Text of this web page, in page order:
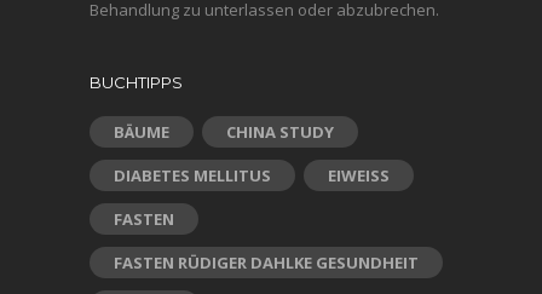
Behandlung zu unterlassen oder abzubrechen.
BUCHTIPPS
BÄUME
CHINA STUDY
DIABETES MELLITUS
EIWEISS
FASTEN
FASTEN RÜDIGER DAHLKE GESUNDHEIT